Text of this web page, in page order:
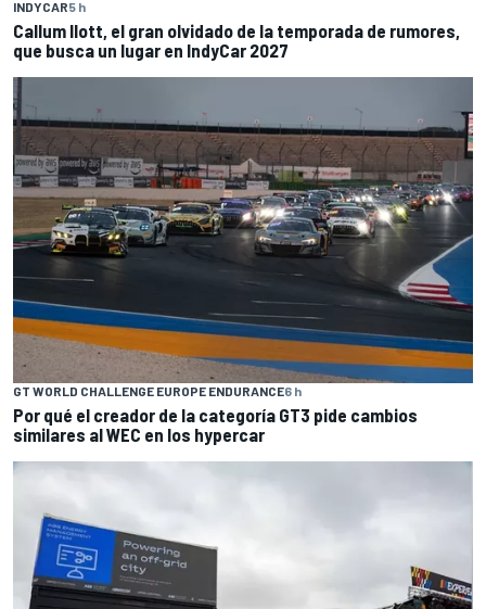
INDYCAR5 h
Callum Ilott, el gran olvidado de la temporada de rumores,
que busca un lugar en IndyCar 2027
GT WORLD CHALLENGE EUROPE ENDURANCE6 h
Por qué el creador de la categoría GT3 pide cambios
similares al WEC en los hypercar